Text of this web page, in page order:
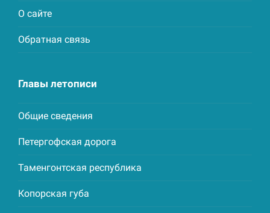
О сайте
Обратная связь
Главы летописи
Общие сведения
Петергофская дорога
Таменгонтская республика
Копорская губа